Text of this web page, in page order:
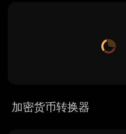
加密货币转换器